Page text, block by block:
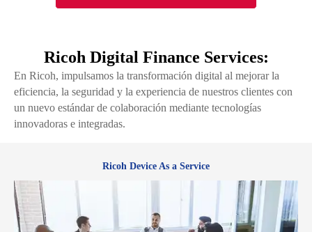
Ricoh Digital Finance Services:
En Ricoh, impulsamos la transformación digital al mejorar la
eficiencia, la seguridad y la experiencia de nuestros clientes con
un nuevo estándar de colaboración mediante tecnologías
innovadoras e integradas.
Ricoh Device As a Service